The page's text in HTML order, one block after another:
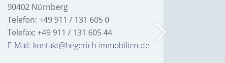
90402 Nürnberg
Telefon: +49 911 / 131 605 0
Telefax: +49 911 / 131 605 44
E-Mail: kontakt@hegerich-immobilien.de